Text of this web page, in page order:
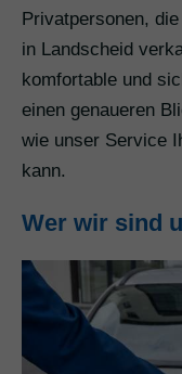
Privatpersonen,
in Landscheid
komfortable und
einen genaueren
wie unser Service
kann.
Wer wir sind